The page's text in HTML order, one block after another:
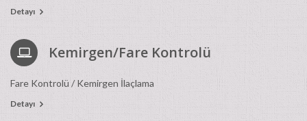
Detayı
Kemirgen/Fare Kontrolü
Fare Kontrolü / Kemirgen İlaçlama
Detayı